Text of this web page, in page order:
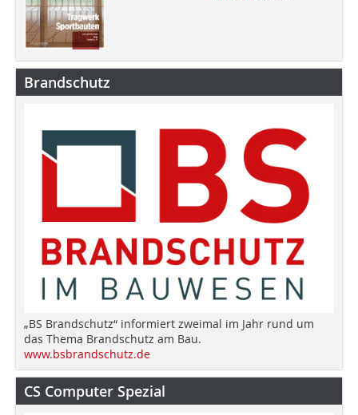
Brandschutz
„BS Brandschutz“ informiert zweimal im Jahr rund um
das Thema Brandschutz am Bau.
www.bsbrandschutz.de
CS Computer Spezial